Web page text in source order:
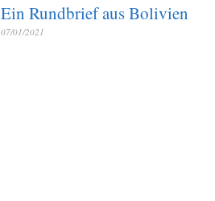
Ein Rundbrief aus Bolivien
07/01/2021